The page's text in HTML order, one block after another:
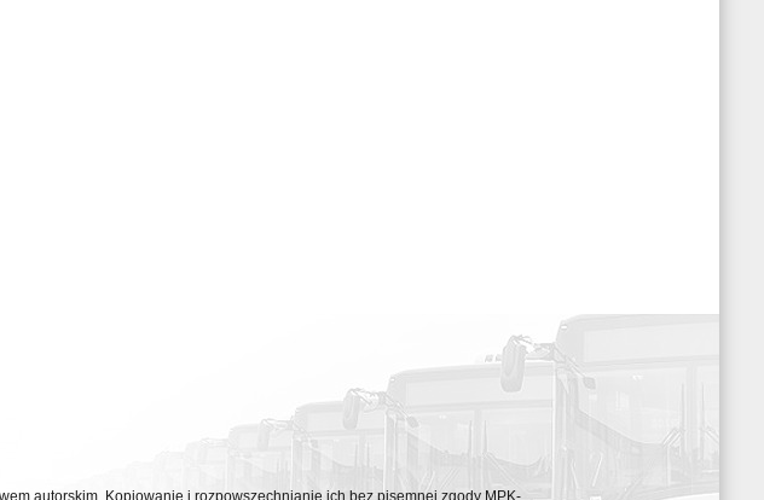
autorskim. Kopiowanie i rozpowszechnianie ich bez pisemnej zgody MPK-